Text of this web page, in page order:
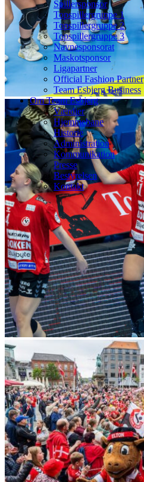
Spillersponsor
Topspillergruppe 1
Topspillergruppe 2
Topspillergruppe 3
Navnesponsorat
Maskotsponsor
Ligapartner
Official Fashion Partner
Team Esbjerg Business
Om Team Esbjerg
Værdier
Hjemmebane
Historie
Administration
Kommunikation
Presse
Bestyrelsen
Kontakt